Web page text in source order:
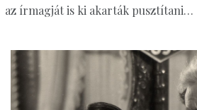
az írmagját is ki akarták pusztítani…